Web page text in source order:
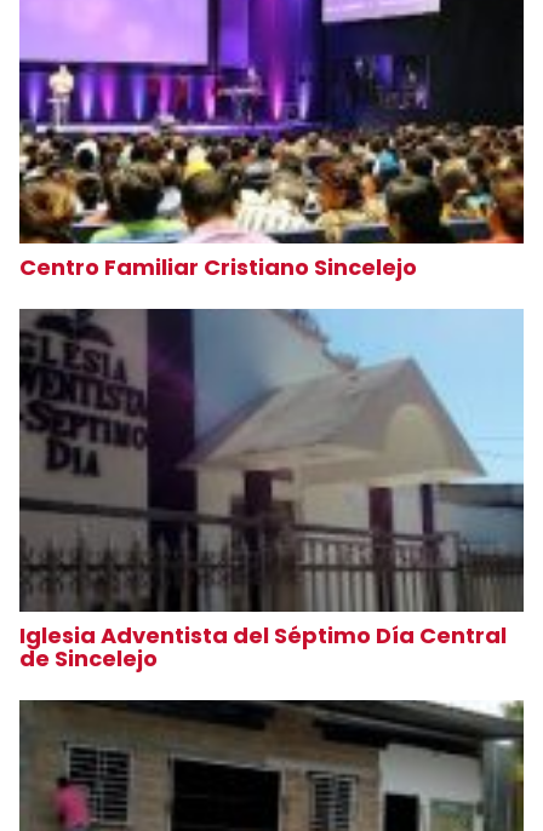
Centro Familiar Cristiano Sincelejo
Iglesia Adventista del Séptimo Día Central
de Sincelejo